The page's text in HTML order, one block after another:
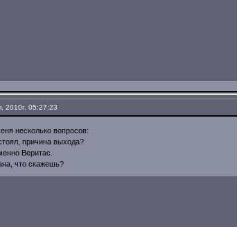
2010г. 05:27:23
несколько вопросов:
причина выхода?
Веритас.
что скажешь?